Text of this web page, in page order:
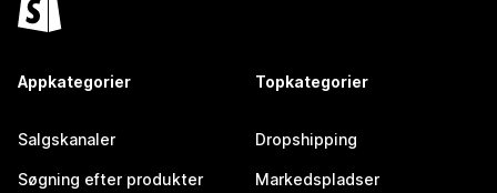
Appkategorier
Salgskanaler
Søgning efter produkter
Topkategorier
Dropshipping
Markedspladser